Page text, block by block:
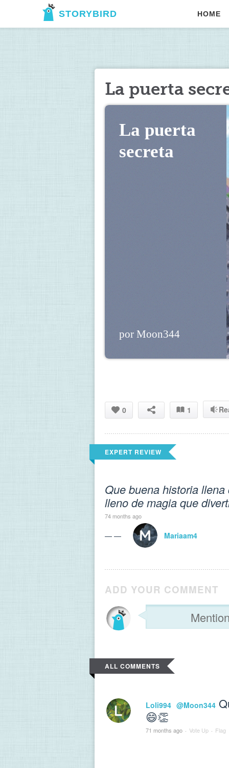
STORYBIRD HOME
La puerta
La puerta
secreta
por Moon344
0 1
EXPERT REVIEW
Que buena historia
lleno de magia que
74 months ago
— — Mariaam4
ADD YOUR COMMENT
ALL COMMENTS
Loli994 @Moon344
😄👏
71 months ago · Vote Up · Flag